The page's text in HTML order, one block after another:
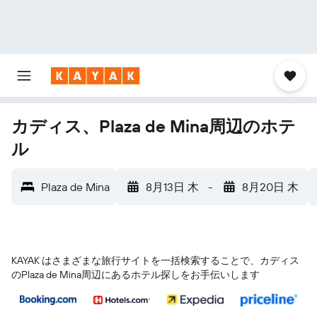
カディス、Plaza de Mina周辺のホテ
ル
Plaza de Mina 8月13日 木 - 8月20日 木
KAYAK はさまざまな旅行サイトを一括検索することで、カディス​
のPlaza de Mina​周辺にあるホテル探しをお手伝いします